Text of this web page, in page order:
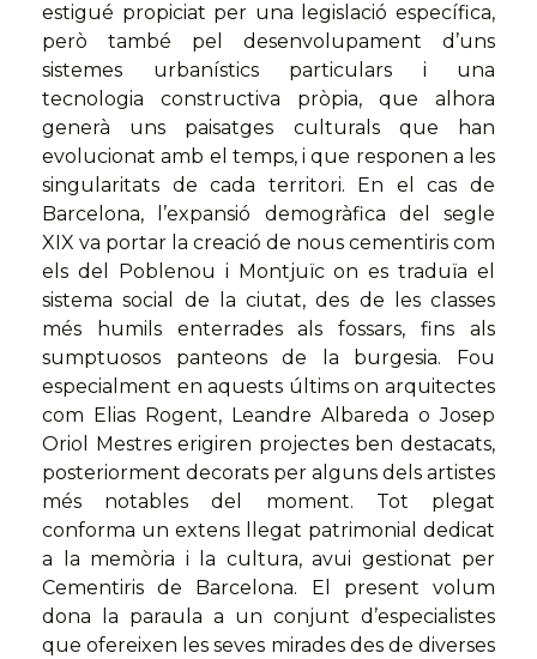
estigué propiciat per una legislació específica,
però també pel desenvolupament d’uns
sistemes urbanístics particulars i una
tecnologia constructiva pròpia, que alhora
generà uns paisatges culturals que han
evolucionat amb el temps, i que responen a les
singularitats de cada territori. En el cas de
Barcelona, l’expansió demogràfica del segle
XIX va portar la creació de nous cementiris com
els del Poblenou i Montjuïc on es traduïa el
sistema social de la ciutat, des de les classes
més humils enterrades als fossars, fins als
sumptuosos panteons de la burgesia. Fou
especialment en aquests últims on arquitectes
com Elias Rogent, Leandre Albareda o Josep
Oriol Mestres erigiren projectes ben destacats,
posteriorment decorats per alguns dels artistes
més notables del moment. Tot plegat
conforma un extens llegat patrimonial dedicat
a la memòria i la cultura, avui gestionat per
Cementiris de Barcelona. El present volum
dona la paraula a un conjunt d’especialistes
que ofereixen les seves mirades des de diverses